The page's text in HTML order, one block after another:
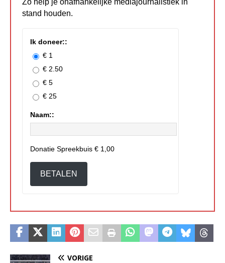
Zo help je onafhankelijke mediajournalistiek in
stand houden.
Ik doneer::
€ 1
€ 2.50
€ 5
€ 25
Naam::
Donatie Spreekbuis € 1,00
BETALEN
VORIGE